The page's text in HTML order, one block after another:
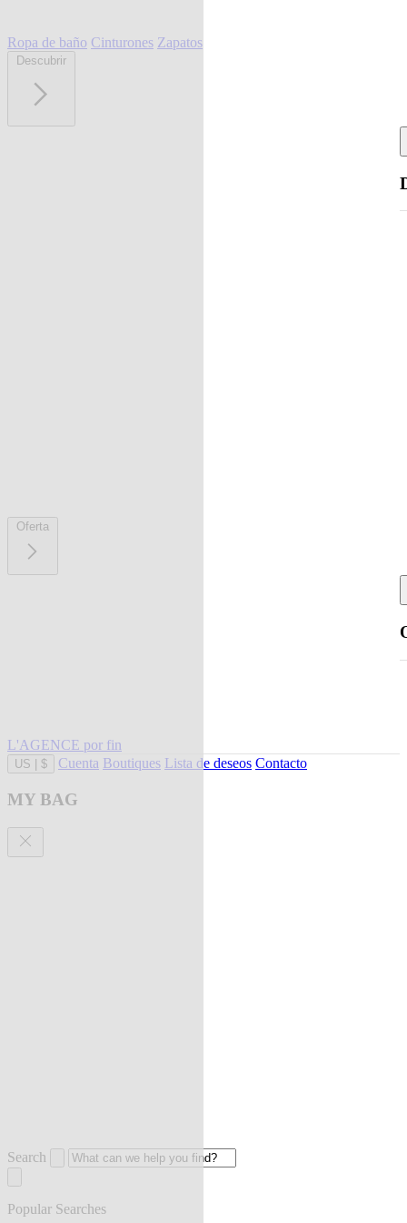
Ropa de baño Cinturones Zapatos
Descubrir
Oferta
L'AGENCE por fin
US $ Cuenta Boutiques Lista de deseos Contacto
MY BAG
Search
Popular Searches